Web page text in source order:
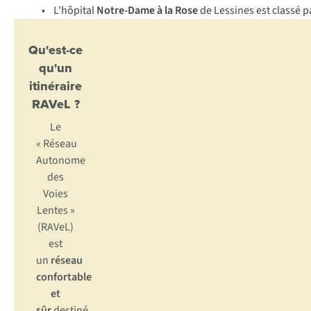
• L'hôpitalNotre-Dame à la Rosede Lessines est classé
Qu'est-ce
qu'un
itinéraire
RAVeL ?
Le
« Réseau
Autonome
des
Voies
Lentes »
(RAVeL)
est
un réseau
confortable
et